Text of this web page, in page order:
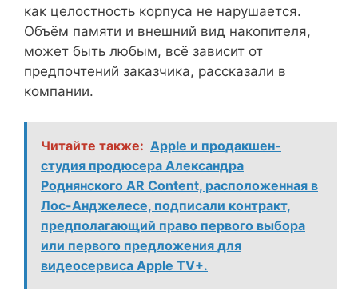
как целостность корпуса не нарушается.
Объём памяти и внешний вид накопителя,
может быть любым, всё зависит от
предпочтений заказчика, рассказали в
компании.
Читайте также: Apple и продакшен-
студия продюсера Александра
Роднянского AR Content, расположенная в
Лос-Анджелесе, подписали контракт,
предполагающий право первого выбора
или первого предложения для
видеосервиса Apple TV+.